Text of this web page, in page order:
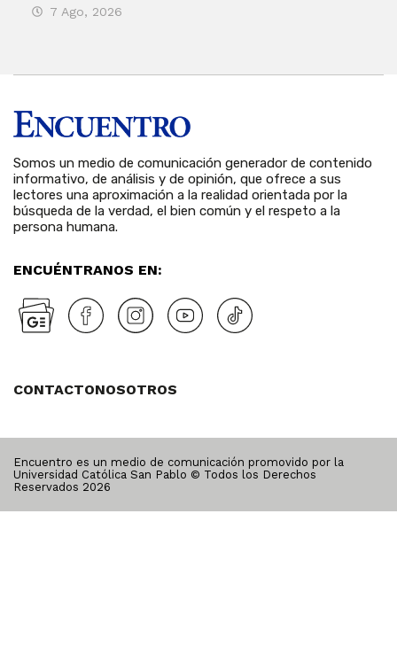
7 Ago, 2026
Somos un medio de comunicación generador de contenido
informativo, de análisis y de opinión, que ofrece a sus
lectores una aproximación a la realidad orientada por la
búsqueda de la verdad, el bien común y el respeto a la
persona humana.
ENCUÉNTRANOS EN:
CONTACTONOSOTROS
Encuentro es un medio de comunicación promovido por la
Universidad Católica San Pablo © Todos los Derechos
Reservados 2026